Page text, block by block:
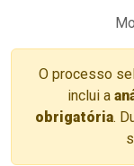
O processo
inclui a
obrigatória.